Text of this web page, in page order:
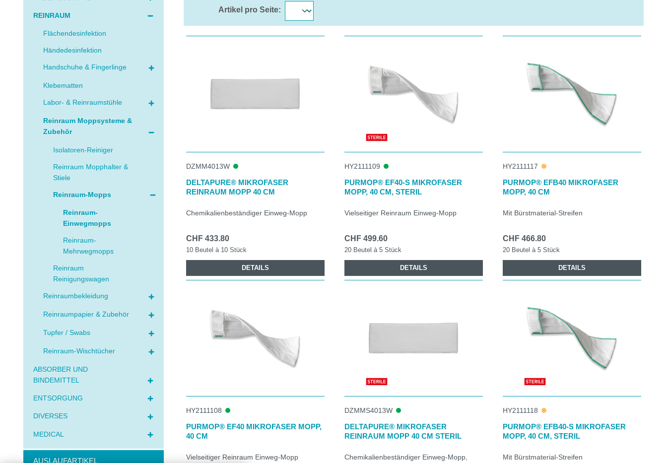
REINRAUM
Flächendesinfektion
Händedesinfektion
Handschuhe & Fingerlinge
Klebematten
Labor- & Reinraumstühle
Reinraum Moppsysteme &
Zubehör
Isolatoren-Reiniger
Reinraum Mopphalter &
Stiele
Reinraum-Mopps
Reinraum-
Einwegmopps
Reinraum-
Mehrwegmopps
Reinraum
Reinigungswagen
Reinraumbekleidung
Reinraumpapier & Zubehör
Tupfer / Swabs
Reinraum-Wischtücher
ABSORBER UND
BINDEMITTEL
ENTSORGUNG
DIVERSES
MEDICAL
AUSLAUFARTIKEL
Artikel pro Seite:
DZMM4013W
DELTAPURE® MIKROFASER
REINRAUM MOPP 40 CM
Chemikalienbeständiger Einweg-Mopp
CHF 433.80
10 Beutel à 10 Stück
DETAILS
HY2111109
PURMOP® EF40-S MIKROFASER
MOPP, 40 CM, STERIL
Vielseitiger Reinraum Einweg-Mopp
CHF 499.60
20 Beutel à 5 Stück
DETAILS
HY2111117
PURMOP® EFB40 MIKROFASER
MOPP, 40 CM
Mit Bürstmaterial-Streifen
CHF 466.80
20 Beutel à 5 Stück
DETAILS
HY2111108
PURMOP® EF40 MIKROFASER MOPP,
40 CM
Vielseitiger Reinraum Einweg-Mopp
DZMMS4013W
DELTAPURE® MIKROFASER
REINRAUM MOPP 40 CM STERIL
Chemikalienbeständiger Einweg-Mopp,
HY2111118
PURMOP® EFB40-S MIKROFASER
MOPP, 40 CM, STERIL
Mit Bürstmaterial-Streifen